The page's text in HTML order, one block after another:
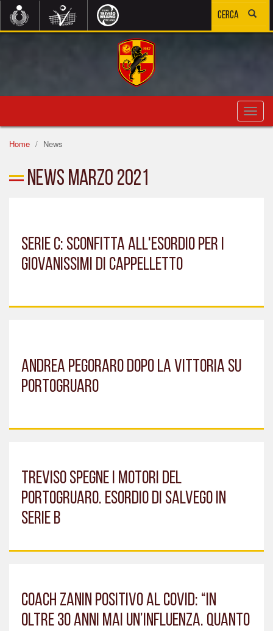
Home
News
News Marzo 2021
SERIE C: SCONFITTA ALL'ESORDIO PER I
GIOVANISSIMI DI CAPPELLETTO
ANDREA PEGORARO DOPO LA VITTORIA SU
PORTOGRUARO
TREVISO SPEGNE I MOTORI DEL
PORTOGRUARO. ESORDIO DI SALVEGO IN
SERIE B
COACH ZANIN POSITIVO AL COVID: “IN
OLTRE 30 ANNI MAI UN’INFLUENZA. QUANTO